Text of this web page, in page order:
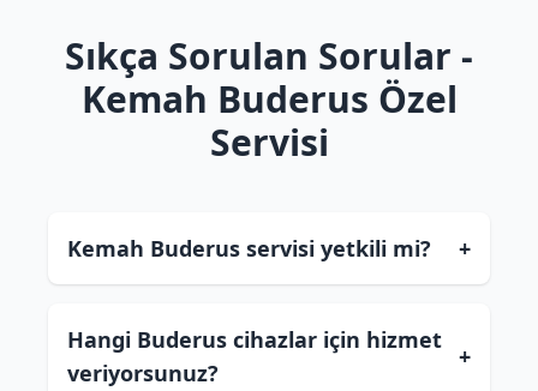
Sıkça Sorulan Sorular -
Kemah Buderus Özel
Servisi
Kemah Buderus servisi yetkili mi? +
Hangi Buderus cihazlar için hizmet
veriyorsunuz?
+